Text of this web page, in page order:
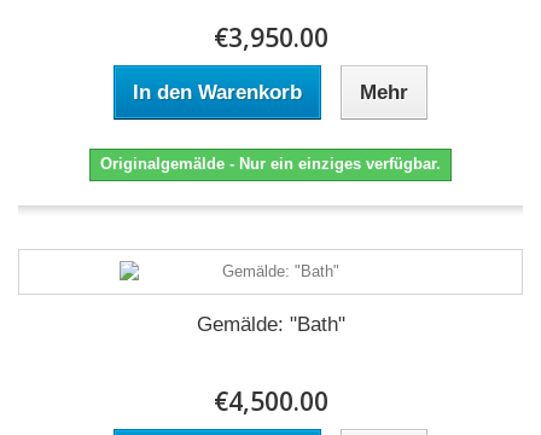
€3,950.00
In den Warenkorb Mehr
Originalgemälde - Nur ein einziges verfügbar.
Gemälde: "Bath"
€4,500.00